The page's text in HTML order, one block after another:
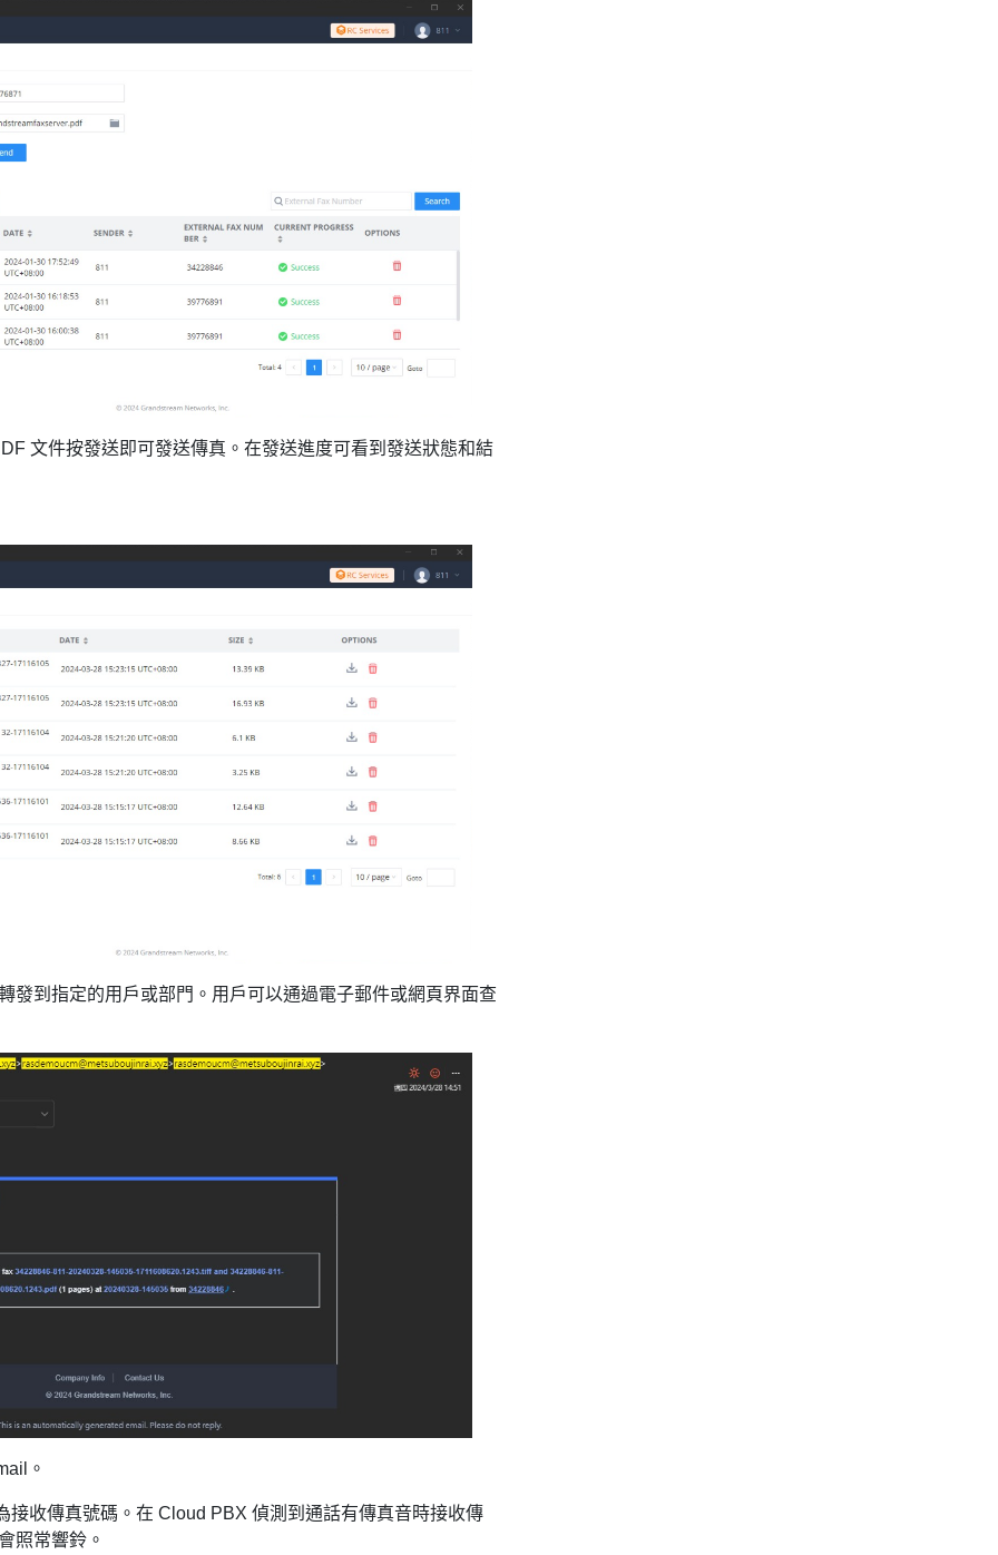
文件按發送即可發送傳真。在發送進度可看到發送狀態和結
發到指定的用戶或部門。用戶可以通過電子郵件或網頁界面查
。
接收傳真號碼。在 Cloud PBX 偵測到通話有傳真音時接收傳
照常響鈴。